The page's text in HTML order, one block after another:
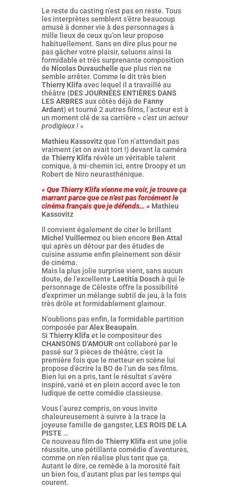
Le reste du casting n’est pas en reste. Tous
les interprètes semblent s’être beaucoup
amusé à donner vie à des personnages à
mille lieux de ceux qu’on leur propose
habituellement. Sans en dire plus pour ne
pas gâcher votre plaisir, saluons ainsi la
formidable et très surprenante composition
de Nicolas Duvauchelleque plus rien ne
semble arrêter. Comme le dit très bien
Thierry Klifa avec lequel il a travaillé au
théâtre (DES JOURNÉES ENTIÈRES DANS
LES ARBRES aux côtés déjà de Fanny
Ardant) et tourné 2 autres films, l’acteur est à
un moment clé de sa carrière « c’est un acteur
prodigieux !»
Mathieu Kassovitzque l’on n’attendait pas
vraiment (et on avait tort !) devant la caméra
de Thierry Klifa révèle un véritable talent
comique, à mi-chemin ici, entre Droopy et un
Robert de Niro neurasthénique.
« Que Thierry Klifa vienne me voir, je trouve ça
marrant parce que ce n’est pas forcément le
cinéma français que je défends… » Mathieu
Kassovitz
Il convient également de citer le brillant
Michel Vuillermozou bien encore Ben Attal
qui après un détour par des études de
cuisine assume enfin pleinement son désir
de cinéma.
Mais la plus jolie surprise vient, sans aucun
doute, de l’excellente Laetitia Dosch à qui le
personnage de Céleste offre la possibilité
d’exprimer un mélange subtil de jeu, à la fois
très drôle et formidablement glamour.
N’oublions pas enfin, la formidable partition
composée parAlex Beaupain.
Si Thierry Klifa et le compositeur des
CHANSONS D’AMOURont collaboré par le
passé sur 3 pièces de théâtre, c’est la
première fois que le metteur en scène lui
propose d’écrire la BO de l’un de ses films.
Bien lui en a pris, tant le résultat s’avère
inspiré, varié et en plein accord avec le ton
ludique de cette comédie classieuse.
Vous l’aurez compris, on vous invite
chaleureusement à suivre à la trace la
joyeuse famille de gangster, LES ROIS DE LA
PISTE…
Ce nouveau film de Thierry Klifa est une jolie
réussite, une pétillante comédie d’aventures,
comme on n’en réalise plus tant que ça.
Autant le dire, ce remède à la morosité fait
un bien fou, d’autant plus par les temps qui
courent.